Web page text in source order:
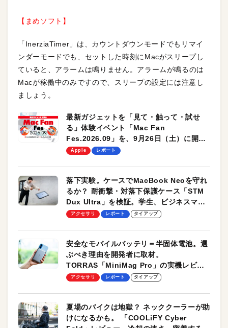
【まめソフト】
「InerziaTimer」は、カウントダウンモードでもリマイ
ンダーモードでも、セットした時刻にMacがスリープし
ていると、アラームは鳴りません。アラームが鳴るのは
Macが稼働中のみですので、スリープの設定には注意し
ましょう。
最新ガジェットを「見て・触って・試せ
る」体験イベント「Mac Fan
Fes.2026.09」を、9月26日（土）に開催
します！
Apple レポート
落下実験。ケースでMacBook Neoを守れ
るか？ 耐衝撃・対落下保護ケース「STM
Dux Ultra」を検証。学生、ビジネスマン
のモバイルユースに最適！
アクセサリ レポート タイアップ
安全なモバイルバッテリ＝半固体電池。選
ぶべき理由を開発者に取材。
TORRAS「MiniMag Pro」の実機レビュ
ーも
アクセサリ レポート タイアップ
夏場のバイクは地獄？ ネッククーラーが助
けになるかも。 「COOLiFY Cyber